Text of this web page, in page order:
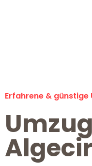
Erfahrene &